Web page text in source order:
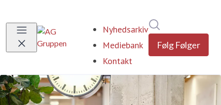
Nyhedsarkiv
Mediebank
Kontakt
Følg Følger